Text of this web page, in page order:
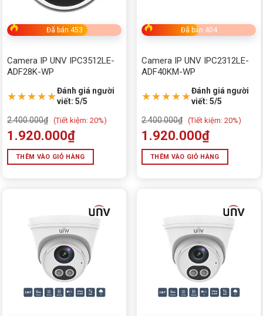
Đã bán 453
Camera IP UNV IPC3512LE-
ADF28K-WP
★★★★★Đánh giá người
viết: 5/5
2.400.000₫ (Tiết kiệm: 20%)
1.920.000₫
THÊM VÀO GIỎ HÀNG
Đã bán 404
Camera IP UNV IPC2312LE-
ADF40KM-WP
★★★★★Đánh giá người
viết: 5/5
2.400.000₫ (Tiết kiệm: 20%)
1.920.000₫
THÊM VÀO GIỎ HÀNG